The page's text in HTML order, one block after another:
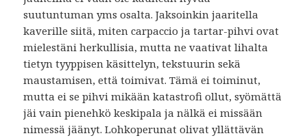
suutuntuman yms osalta. Jaksoinkin jaaritella
kaverille siitä, miten carpaccio ja tartar-pihvi ovat
mielestäni herkullisia, mutta ne vaativat lihalta
tietyn tyyppisen käsittelyn, tekstuurin sekä
maustamisen, että toimivat. Tämä ei toiminut,
mutta ei se pihvi mikään katastrofi ollut, syömättä
jäi vain pienehkö keskipala ja nälkä ei missään
nimessä jäänyt. Lohkoperunat olivat yllättävän